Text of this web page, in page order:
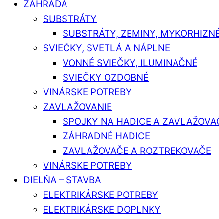
ZÁHRADA
SUBSTRÁTY
SUBSTRÁTY, ZEMINY,
SVIEČKY, SVETLÁ A NÁPLNE
VONNÉ SVIEČKY, ILUMINAČNÉ
SVIEČKY OZDOBNÉ
VINÁRSKE POTREBY
ZAVLAŽOVANIE
SPOJKY NA HADICE A
ZÁHRADNÉ HADICE
ZAVLAŽOVAČE A ROZTREKOVAČE
VINÁRSKE POTREBY
DIELŇA – STAVBA
ELEKTRIKÁRSKE POTREBY
ELEKTRIKÁRSKE DOPLNKY